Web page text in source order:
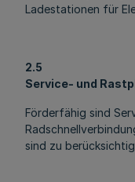
Ladestationen für
2.5
Service- und
Förderfähig sind
sind zu